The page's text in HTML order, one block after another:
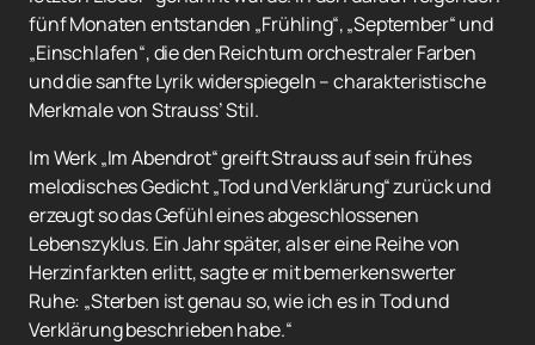
fünf Monaten entstanden „Frühling“, „September“ und
„Einschlafen“, die den Reichtum orchestraler Farben
und die sanfte Lyrik widerspiegeln – charakteristische
Merkmale von Strauss’ Stil.
Im Werk „Im Abendrot“ greift Strauss auf sein frühes
melodisches Gedicht „Tod und Verklärung“ zurück und
erzeugt so das Gefühl eines abgeschlossenen
Lebenszyklus. Ein Jahr später, als er eine Reihe von
Herzinfarkten erlitt, sagte er mit bemerkenswerter
Ruhe: „Sterben ist genau so, wie ich es in Tod und
Verklärung beschrieben habe.“